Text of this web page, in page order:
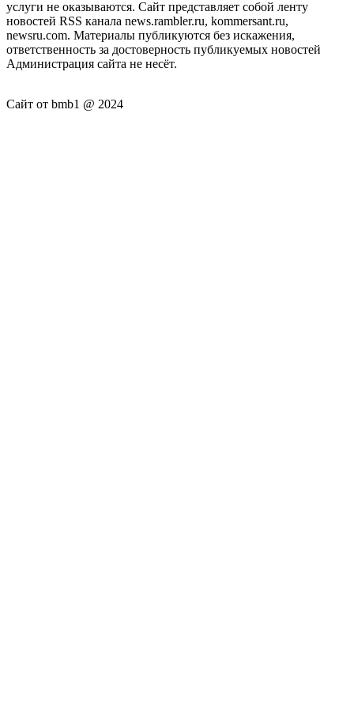
услуги не оказываются. Сайт представляет собой ленту
новостей RSS канала news.rambler.ru, kommersant.ru,
newsru.com. Материалы публикуются без искажения,
ответственность за достоверность публикуемых новостей
Администрация сайта не несёт.
Сайт от bmb1 @ 2024